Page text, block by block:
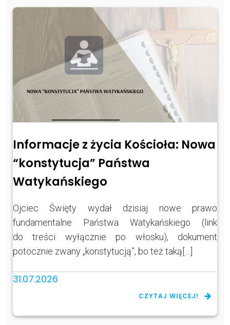
Informacje z życia Kościoła: Nowa
“konstytucja” Państwa
Watykańskiego
Ojciec Święty wydał dzisiaj nowe prawo
fundamentalne Państwa Watykańskiego (link
do treści wyłącznie po włosku), dokument
potocznie zwany „konstytucją”, bo też taką[…]
31.07.2026
CZYTAJ WIĘCEJ!